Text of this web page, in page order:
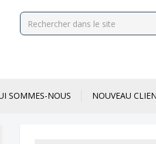
SOMMES-NOUS NOUVEAU